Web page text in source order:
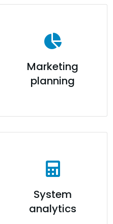
Marketing
planning
System
analytics